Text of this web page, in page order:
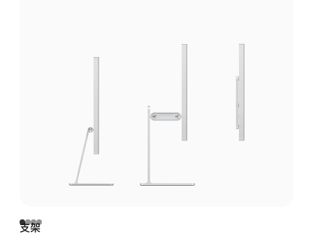
支架